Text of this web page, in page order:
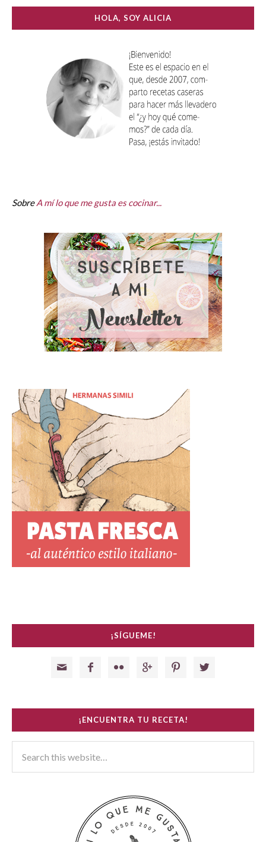
HOLA, SOY ALICIA
SobreA mí lo que me gusta es cocinar...
¡SÍGUEME!
     
¡ENCUENTRA TU RECETA!